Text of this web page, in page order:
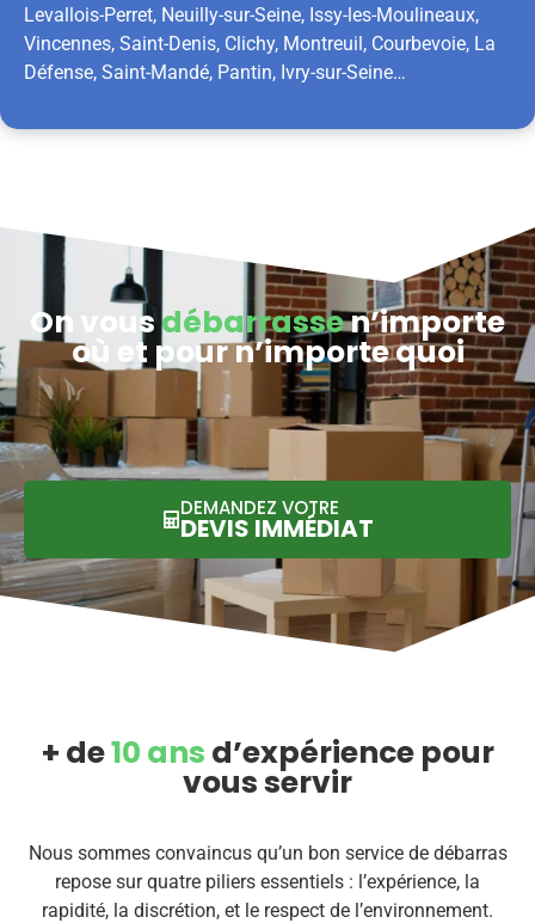
Levallois-Perret, Neuilly-sur-Seine, Issy-les-Moulineaux,
Vincennes, Saint-Denis, Clichy, Montreuil, Courbevoie, La
Défense, Saint-Mandé, Pantin, Ivry-sur-Seine…
On vousdébarrassen’importe
où et pour n’importe quoi
DEMANDEZ VOTRE
DEVIS IMMÉDIAT
+ de10 ans d’expérience pour
vous servir
Nous sommes convaincus qu’un bon service de débarras
repose sur quatre piliers essentiels : l’expérience, la
rapidité, la discrétion, et le respect de l’environnement.